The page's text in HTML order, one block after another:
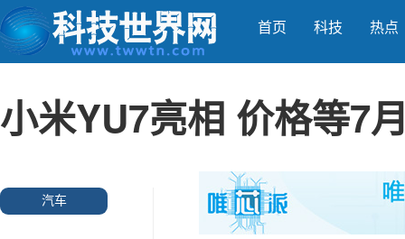
首页 科技 热点
小米YU7亮相 价格等7
汽车